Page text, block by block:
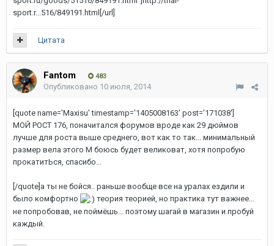
sport.r...516/849191.html[/url]
Цитата
Fantom 483
Опубликовано 10 июля, 2014
[quote name='Maxisu' timestamp='1405008163' post='171038']
МОЙ РОСТ 176, поначитался форумов вроде как 29 дюймов
лучше для роста выше среднего, вот как то так... минимальный
размер вела этого М боюсь будет великоват, хотя попробую
прокатитЬся, спасибо...
[/quote]а ты не бойся.. раньше вообще все на уралах ездили и
было комфортно
теория теорией, но практика тут важнее...
не попробовав, не поймёшь... поэтому шагай в магазин и пробуй
каждый.